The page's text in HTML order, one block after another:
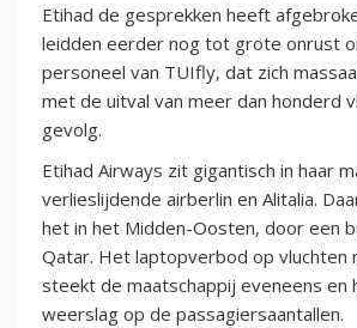
Etihad de gesprekken heeft
leidden eerder nog tot grote onrust
personeel van TUIfly, dat zich
met de uitval van meer dan honderd
gevolg.
Etihad Airways zit gigantisch in haar
verlieslijdende airberlin en Alitalia.
het in het Midden-Oosten, door een
Qatar. Het laptopverbod op vluchten
steekt de maatschappij eveneens en
weerslag op de passagiersaantallen.